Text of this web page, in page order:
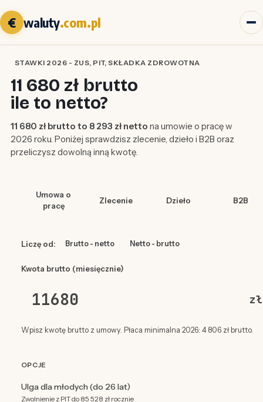
€ waluty.com.pl
STAWKI 2026 - ZUS, PIT, SKŁADKA ZDROWOTNA
11 680 zł brutto
ile to netto?
11 680 zł brutto to 8 293 zł netto na umowie o pracę w
2026 roku. Poniżej sprawdzisz zlecenie, dzieło i B2B oraz
przeliczysz dowolną inną kwotę.
Umowa o
pracę
Zlecenie Dzieło B2B
Liczę od: Brutto - netto Netto - brutto
Kwota brutto (miesięcznie)
zł
Wpisz kwotę brutto z umowy. Płaca minimalna 2026: 4 806 zł brutto.
OPCJE
Ulga dla młodych (do 26 lat)
Zwolnienie z PIT do 85 528 zł rocznie